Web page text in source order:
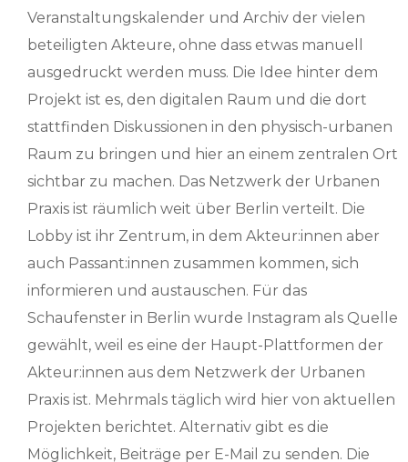
Veranstaltungskalender und Archiv der vielen
beteiligten Akteure, ohne dass etwas manuell
ausgedruckt werden muss. Die Idee hinter dem
Projekt ist es, den digitalen Raum und die dort
stattfinden Diskussionen in den physisch-urbanen
Raum zu bringen und hier an einem zentralen Ort
sichtbar zu machen. Das Netzwerk der Urbanen
Praxis ist räumlich weit über Berlin verteilt. Die
Lobby ist ihr Zentrum, in dem Akteur:innen aber
auch Passant:innen zusammen kommen, sich
informieren und austauschen. Für das
Schaufenster in Berlin wurde Instagram als Quelle
gewählt, weil es eine der Haupt-Plattformen der
Akteur:innen aus dem Netzwerk der Urbanen
Praxis ist. Mehrmals täglich wird hier von aktuellen
Projekten berichtet. Alternativ gibt es die
Möglichkeit, Beiträge per E-Mail zu senden. Die